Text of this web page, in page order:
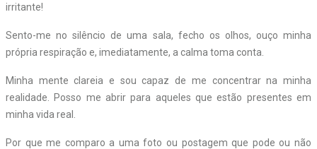
irritante!
Sento-me no silêncio de uma sala, fecho os olhos, ouço minha
própria respiração e, imediatamente, a calma toma conta.
Minha mente clareia e sou capaz de me concentrar na minha
realidade. Posso me abrir para aqueles que estão presentes em
minha vida real.
Por que me comparo a uma foto ou postagem que pode ou não